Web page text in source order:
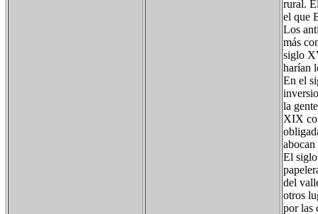
rural.
el que
Los
más
siglo
harían
En el
la
XIX
El
del
otros
por las